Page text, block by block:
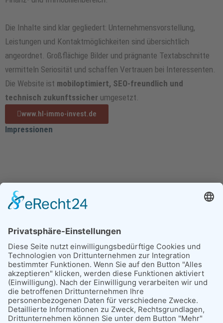
Die Inhalte sind klar gegliedert: Unternehmensvorstellung,
Leistungen und Kontaktmöglichkeiten sind übersichtlich
angeordnet. Großflächige Bilder und prägnante Textabschnitte
vermitteln Seriosität und schaffen Vertrauen bei Interessenten.
Die Website ist mobiloptimiert, SEO-freundlich und
technisch zukunftssicher umgesetzt.
www.hl-immo-invest.de
Impressionen